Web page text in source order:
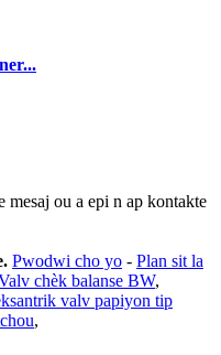
mesaj ou a epi n ap kontakte
Pwodwi cho yo - Plan sit la
chèk balanse BW,
valv papiyon tip
,